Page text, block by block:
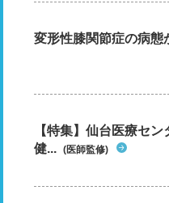
変形性膝関節症の病態
【特集】仙台医療セ
健... (医師監修)